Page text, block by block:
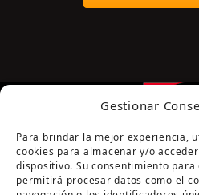
Gestionar
Para brindar la mejor experiencia,
cookies para almacenar y/o
dispositivo. Su consentimiento para
permitirá procesar datos como el